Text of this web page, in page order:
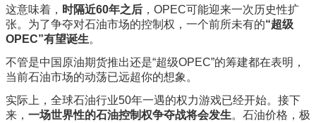
这意味着， 时隔近60年之后 ，OPEC可能迎来一次历史性扩
张。为了争夺对石油市场的控制权，一个前所未有的“超级
OPEC”有望诞生。
不管是中国原油期货推出还是“超级OPEC”的筹建都在表明，
当前石油市场的动荡已远超你的想象。
实际上，全球石油行业50年一遇的权力游戏已经开始。接下
来， 一场世界性的石油控制权争夺战将会发生。石油价格，极